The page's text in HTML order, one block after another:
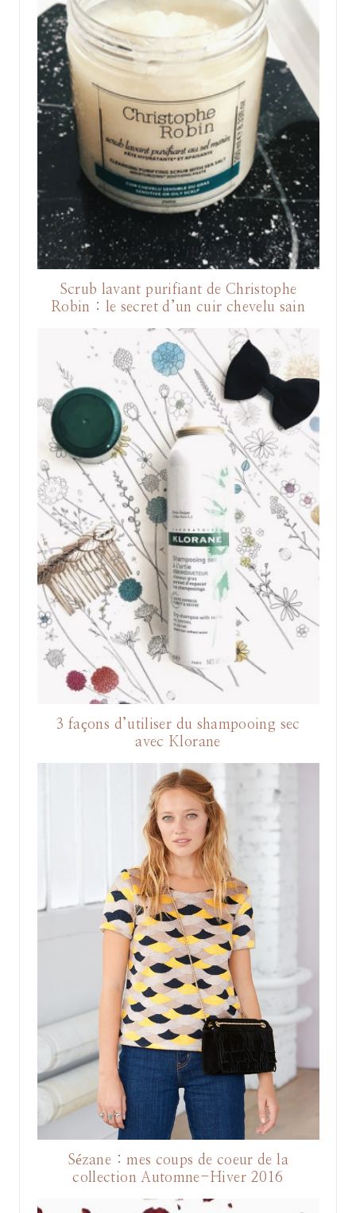
Scrub lavant purifiant de Christophe
Robin : le secret d’un cuir chevelu sain
3 façons d’utiliser du shampooing sec
avec Klorane
Sézane : mes coups de coeur de la
collection Automne-Hiver 2016